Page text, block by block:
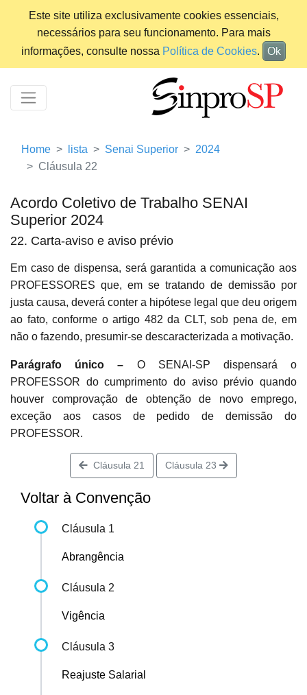
Este site utiliza exclusivamente cookies essenciais,
necessários para seu funcionamento. Para mais
informações, consulte nossa Política de Cookies. Ok
Home lista Senai Superior
2024
Cláusula 22
Acordo Coletivo de Trabalho SENAI
Superior 2024
22. Carta-aviso e aviso prévio
Em caso de dispensa, será garantida a comunicação aos
PROFESSORES que, em se tratando de demissão por
justa causa, deverá conter a hipótese legal que deu origem
ao fato, conforme o artigo 482 da CLT, sob pena de, em
não o fazendo, presumir-se descaracterizada a motivação.
Parágrafo único – O SENAI-SP dispensará o
PROFESSOR do cumprimento do aviso prévio quando
houver comprovação de obtenção de novo emprego,
exceção aos casos de pedido de demissão do
PROFESSOR.
Cláusula 21 Cláusula 23
Voltar à Convenção
Cláusula 1
Abrangência
Cláusula 2
Vigência
Cláusula 3
Reajuste Salarial